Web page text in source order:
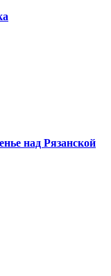
над Рязанской